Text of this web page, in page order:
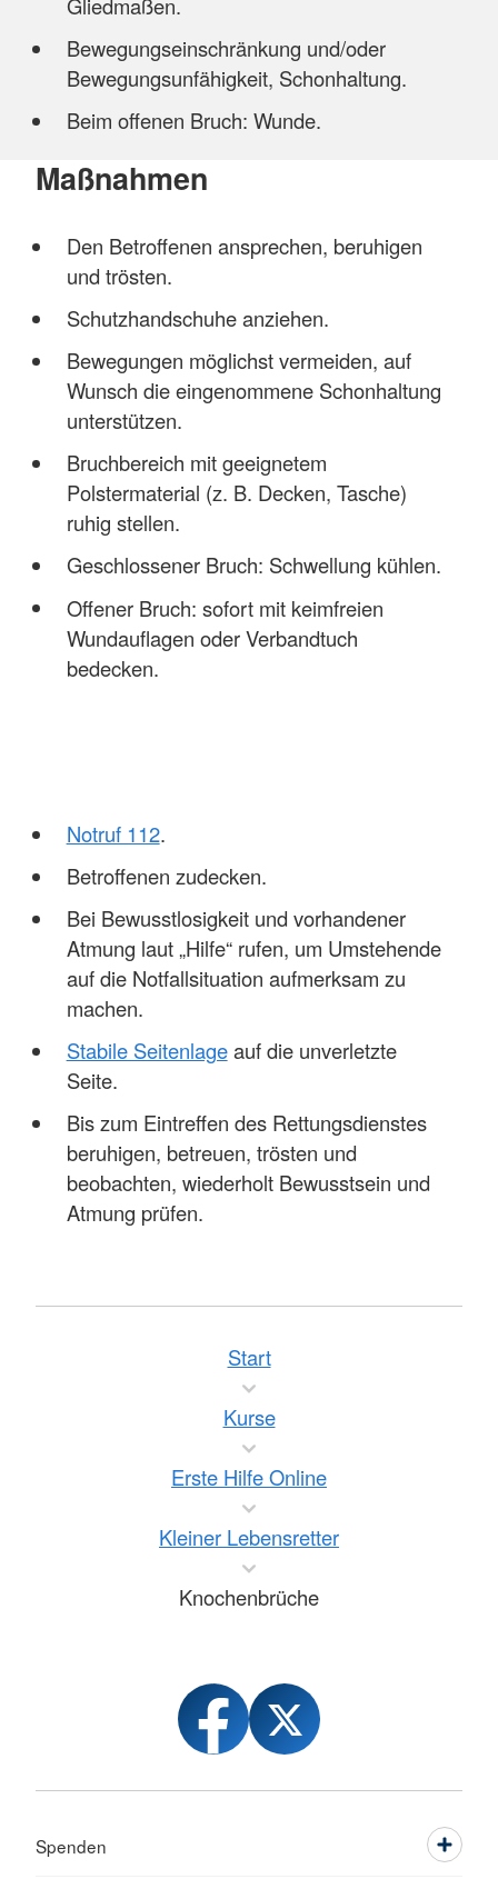
Gliedmaßen.
Bewegungseinschränkung und/oder
Bewegungsunfähigkeit, Schonhaltung.
Beim offenen Bruch: Wunde.
Maßnahmen
Den Betroffenen ansprechen, beruhigen
und trösten.
Schutzhandschuhe anziehen.
Bewegungen möglichst vermeiden, auf
Wunsch die eingenommene Schonhaltung
unterstützen.
Bruchbereich mit geeignetem
Polstermaterial (z. B. Decken, Tasche)
ruhig stellen.
Geschlossener Bruch: Schwellung kühlen.
Offener Bruch: sofort mit keimfreien
Wundauflagen oder Verbandtuch
bedecken.
Notruf 112.
Betroffenen zudecken.
Bei Bewusstlosigkeit und vorhandener
Atmung laut „Hilfe“ rufen, um Umstehende
auf die Notfallsituation aufmerksam zu
machen.
Stabile Seitenlageauf die unverletzte
Seite.
Bis zum Eintreffen des Rettungsdienstes
beruhigen, betreuen, trösten und
beobachten, wiederholt Bewusstsein und
Atmung prüfen.
Start
Kurse
Erste Hilfe Online
Kleiner Lebensretter
Knochenbrüche
Spenden